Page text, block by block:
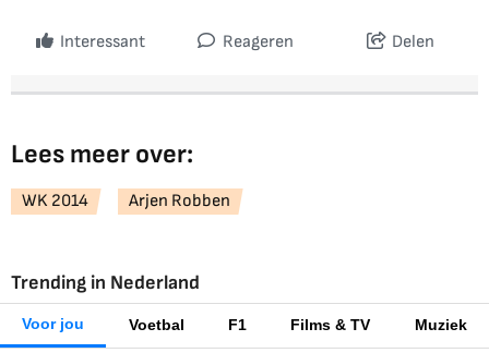
Interessant Reageren Delen
Lees meer over:
WK 2014 Arjen Robben
Trending in Nederland
Voor jou Voetbal F1 Films & TV Muziek